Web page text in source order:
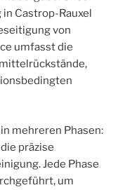
Castrop-Rauxel
von
umfasst die
mehreren Phasen:
präzise
Jede Phase
um